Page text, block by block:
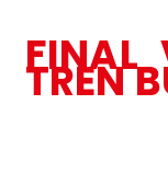
FINAL
TREN